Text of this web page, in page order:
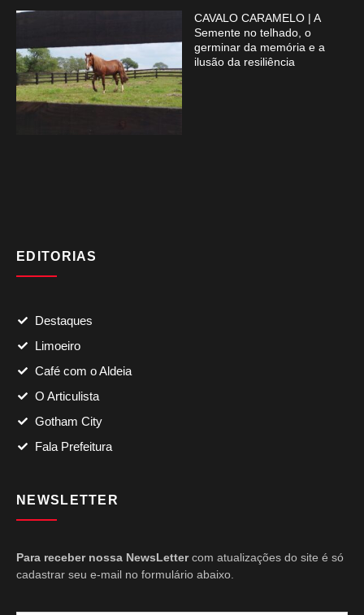
CAVALO CARAMELO | A
Semente no telhado, o
germinar da memória e a
ilusão da resiliência
EDITORIAS
Destaques
Limoeiro
Café com o Aldeia
O Articulista
Gotham City
Fala Prefeitura
NEWSLETTER
Para receber nossa NewsLettercom atualizações do site é só
cadastrar seu e-mail no formulário abaixo.